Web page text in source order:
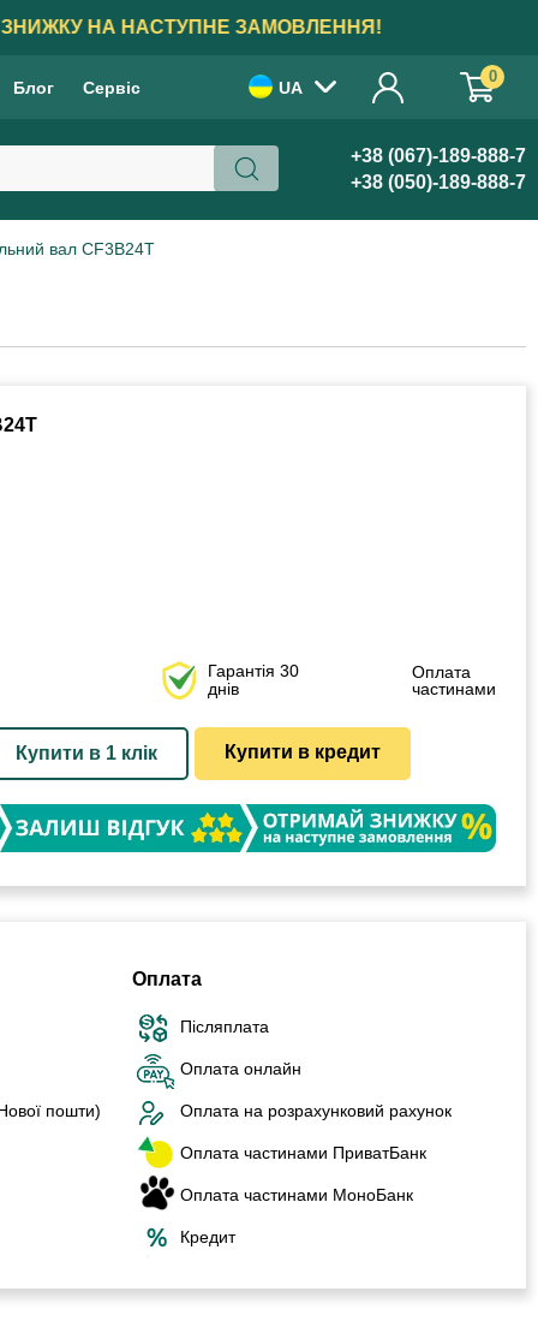
Блог Сервіс UA
0
+38 (067)-189-888-7
+38 (050)-189-888-7
вал СF3B24T
Гарантія 30
днів
Оплата
частинами
Купити в 1 клік Купити в кредит
пошти)
Оплата
Післяплата
Оплата онлайн
Оплата на розрахунковий рахунок
Оплата частинами ПриватБанк
Оплата частинами МоноБанк
Кредит